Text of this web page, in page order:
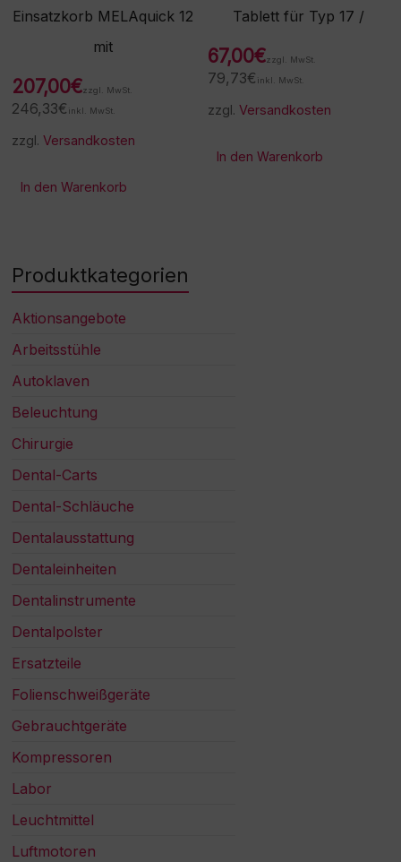
Einsatzkorb MELAquick 12
mit
207,00€zzgl. MwSt.
246,33€ inkl. MwSt.
zzgl.Versandkosten
In den Warenkorb
Tablett für Typ 17 /
67,00€zzgl. MwSt.
79,73€ inkl. MwSt.
zzgl.Versandkosten
In den Warenkorb
Produktkategorien
Aktionsangebote
Arbeitsstühle
Autoklaven
Beleuchtung
Chirurgie
Dental-Carts
Dental-Schläuche
Dentalausstattung
Dentaleinheiten
Dentalinstrumente
Dentalpolster
Ersatzteile
Folienschweißgeräte
Gebrauchtgeräte
Kompressoren
Labor
Leuchtmittel
Luftmotoren